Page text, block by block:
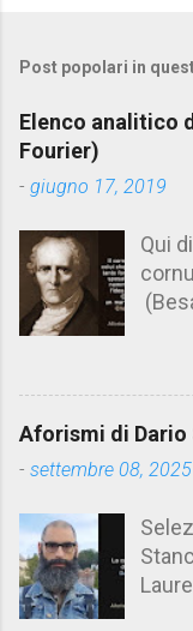
m
e
n
t
Post popolari in
Elenco analitico
Fourier)
- giugno 17, 2019
Qui
sua
Aforismi di Dario
- settembre 08, 2025